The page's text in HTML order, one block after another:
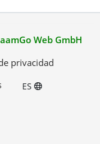
Web GmbH
privacidad
ES